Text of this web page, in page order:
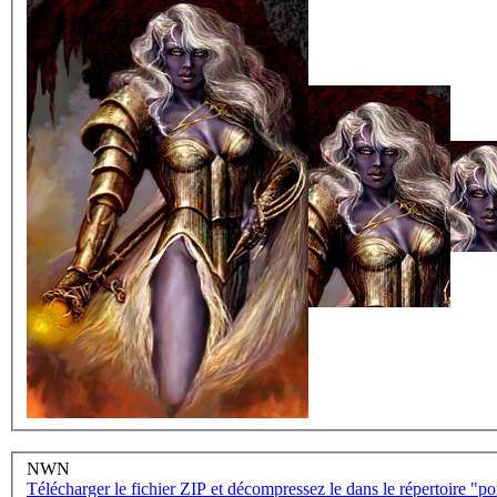
NWN
Télécharger le fichier ZIP et décompressez le dans le répertoire